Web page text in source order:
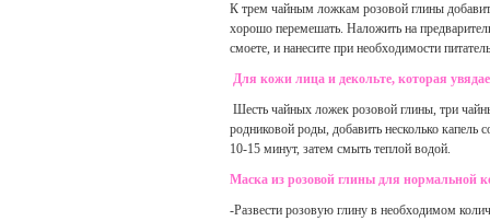
К трем чайным ложкам розовой глины
хорошо перемешать. Наложить на
смоете, и нанесите при необходимости
Для кожи лица и декольте, которая
Шесть чайных ложек розовой глины, три
родниковой роды, добавить несколько
10-15 минут, затем смыть теплой водой.
Маска из розовой глины для нормальной
-Развести розовую глину в необходимом